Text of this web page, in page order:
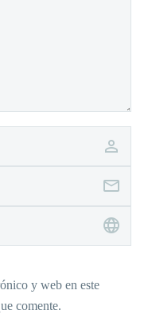
y web en este
comente.